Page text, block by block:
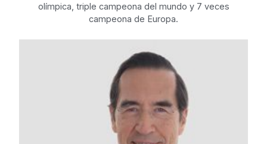
olímpica, triple campeona del mundo y 7 veces
campeona de Europa.